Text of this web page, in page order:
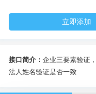
立即添加
接口简介： 企业三要素验证
法人姓名验证是否一致